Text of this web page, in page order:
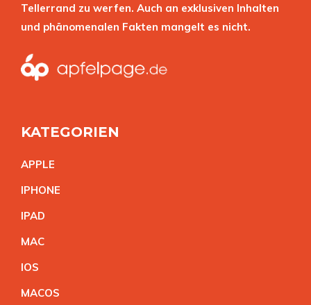
Tellerrand zu werfen. Auch an exklusiven Inhalten
und phänomenalen Fakten mangelt es nicht.
KATEGORIEN
APPLE
IPHONE
IPAD
MAC
IOS
MACOS